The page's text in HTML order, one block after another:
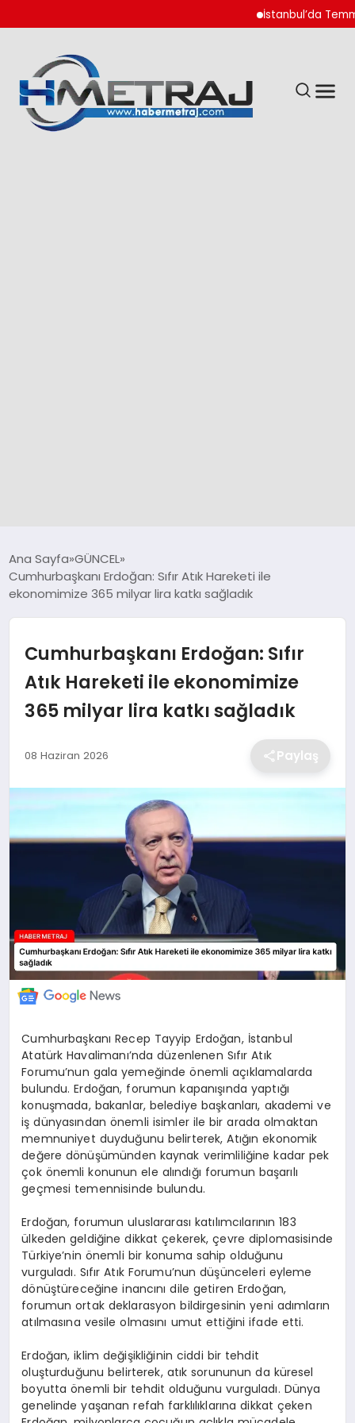
İstanbul’da
SPOR
DÜNYA
SİYASET
MAGAZİN
TEKNOLOJİ
EĞİTİM
Ana Sayfa GÜNCEL
Cumhurbaşkanı Erdoğan: Sıfır Atık Hareketi ile
ekonomimize 365 milyar lira katkı sağladık
Cumhurbaşkanı Erdoğan: Sıfır
Atık Hareketi ile ekonomimize
365 milyar lira katkı sağladık
08 Haziran 2026 Paylaş
Cumhurbaşkanı Recep Tayyip Erdoğan, İstanbul
Atatürk Havalimanı’nda düzenlenen Sıfır Atık
Forumu’nun gala yemeğinde önemli açıklamalarda
bulundu. Erdoğan, forumun kapanışında yaptığı
konuşmada, bakanlar, belediye başkanları, akademi ve
iş dünyasından önemli isimler ile bir arada olmaktan
memnuniyet duyduğunu belirterek, Atığın ekonomik
değere dönüşümünden kaynak verimliliğine kadar pek
çok önemli konunun ele alındığı forumun başarılı
geçmesi temennisinde bulundu.
Erdoğan, forumun uluslararası katılımcılarının 183
ülkeden geldiğine dikkat çekerek, çevre diplomasisinde
Türkiye’nin önemli bir konuma sahip olduğunu
vurguladı. Sıfır Atık Forumu’nun düşünceleri eyleme
dönüştüreceğine inancını dile getiren Erdoğan,
forumun ortak deklarasyon bildirgesinin yeni adımların
atılmasına vesile olmasını umut ettiğini ifade etti.
Erdoğan, iklim değişikliğinin ciddi bir tehdit
oluşturduğunu belirterek, atık sorununun da küresel
boyutta önemli bir tehdit olduğunu vurguladı. Dünya
genelinde yaşanan refah farklılıklarına dikkat çeken